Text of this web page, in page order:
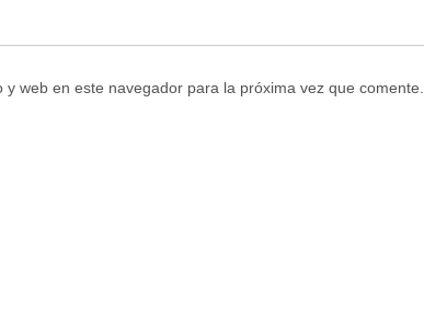
web en este navegador para la próxima vez que comente.